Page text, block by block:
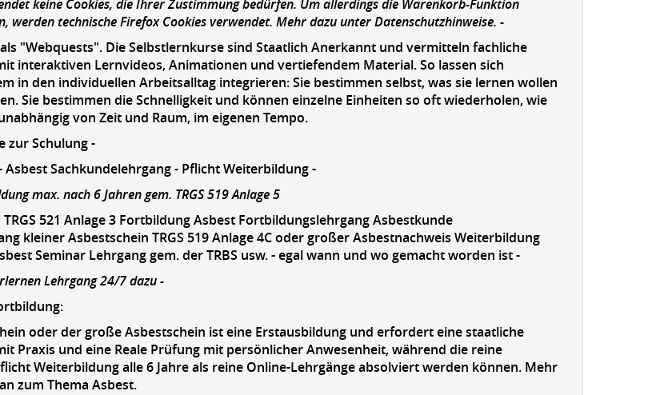
keine Cookies, die Ihrer Zustimmung bedürfen. Um allerdings die Warenkorb-Funktion
werden technische Firefox Cookies verwendet. Mehr dazu unter Datenschutzhinweise. -
"Webquests". Die Selbstlernkurse sind Staatlich Anerkannt und vermitteln fachliche
interaktiven Lernvideos, Animationen und vertiefendem Material. So lassen sich
in den individuellen Arbeitsalltag integrieren: Sie bestimmen selbst, was sie lernen wollen
Sie bestimmen die Schnelligkeit und können einzelne Einheiten so oft wiederholen, wie
von Zeit und Raum, im eigenen Tempo.
zur Schulung -
Asbest Sachkundelehrgang - Pflicht Weiterbildung -
max. nach 6 Jahren gem. TRGS 519 Anlage 5
521 Anlage 3 Fortbildung Asbest Fortbildungslehrgang Asbestkunde
kleiner Asbestschein TRGS 519 Anlage 4C oder großer Asbestnachweis Weiterbildung
Seminar Lehrgang gem. der TRBS usw. - egal wann und wo gemacht worden ist -
Lehrgang 24/7 dazu -
oder der große Asbestschein ist eine Erstausbildung und erfordert eine staatliche
Praxis und eine Reale Prüfung mit persönlicher Anwesenheit, während die reine
Weiterbildung alle 6 Jahre als reine Online-Lehrgänge absolviert werden können. Mehr
zum Thema Asbest.